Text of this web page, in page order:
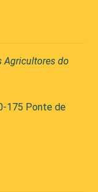
Agricultores do
175 Ponte de